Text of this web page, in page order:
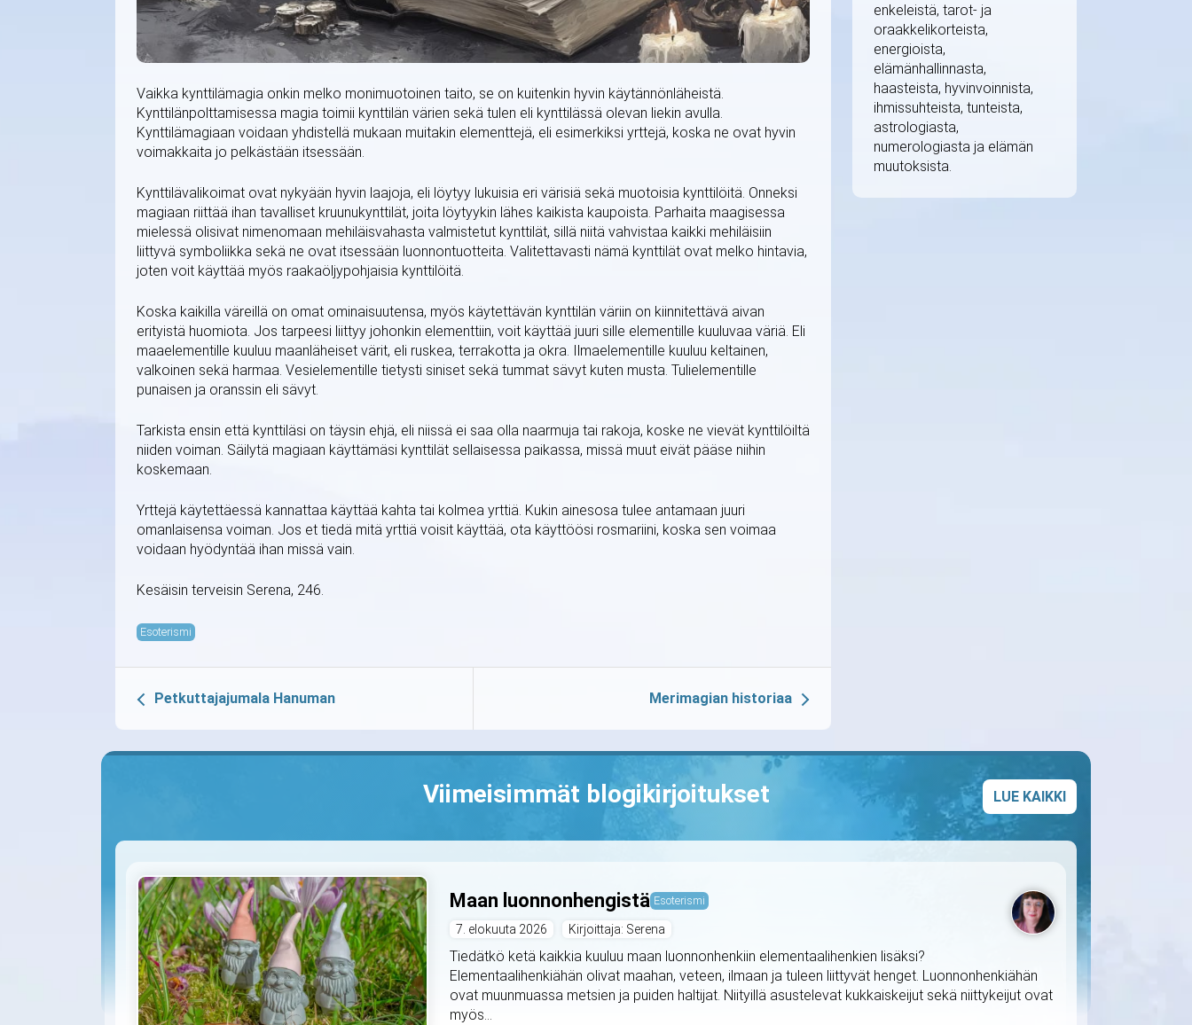
Vaikka kynttilämagia onkin melko monimuotoinen taito, se on kuitenkin hyvin käytännönläheistä.
Kynttilänpolttamisessa magia toimii kynttilän värien sekä tulen eli kynttilässä olevan liekin avulla.
Kynttilämagiaan voidaan yhdistellä mukaan muitakin elementtejä, eli esimerkiksi yrttejä, koska ne ovat hyvin
voimakkaita jo pelkästään itsessään.
Kynttilävalikoimat ovat nykyään hyvin laajoja, eli löytyy lukuisia eri värisiä sekä muotoisia kynttilöitä. Onneksi
magiaan riittää ihan tavalliset kruunukynttilät, joita löytyykin lähes kaikista kaupoista. Parhaita maagisessa
mielessä olisivat nimenomaan mehiläisvahasta valmistetut kynttilät, sillä niitä vahvistaa kaikki mehiläisiin
liittyvä symboliikka sekä ne ovat itsessään luonnontuotteita. Valitettavasti nämä kynttilät ovat melko hintavia,
joten voit käyttää myös raakaöljypohjaisia kynttilöitä.
Koska kaikilla väreillä on omat ominaisuutensa, myös käytettävän kynttilän väriin on kiinnitettävä aivan
erityistä huomiota. Jos tarpeesi liittyy johonkin elementtiin, voit käyttää juuri sille elementille kuuluvaa väriä. Eli
maaelementille kuuluu maanläheiset värit, eli ruskea, terrakotta ja okra. Ilmaelementille kuuluu keltainen,
valkoinen sekä harmaa. Vesielementille tietysti siniset sekä tummat sävyt kuten musta. Tulielementille
punaisen ja oranssin eli sävyt.
Tarkista ensin että kynttiläsi on täysin ehjä, eli niissä ei saa olla naarmuja tai rakoja, koske ne vievät kynttilöiltä
niiden voiman. Säilytä magiaan käyttämäsi kynttilät sellaisessa paikassa, missä muut eivät pääse niihin
koskemaan.
Yrttejä käytettäessä kannattaa käyttää kahta tai kolmea yrttiä. Kukin ainesosa tulee antamaan juuri
omanlaisensa voiman. Jos et tiedä mitä yrttiä voisit käyttää, ota käyttöösi rosmariini, koska sen voimaa
voidaan hyödyntää ihan missä vain.
Kesäisin terveisin Serena, 246.
Esoterismi
Petkuttajajumala Hanuman Merimagian historiaa
enkeleistä, tarot- ja
oraakkelikorteista,
energioista,
elämänhallinnasta,
haasteista, hyvinvoinnista,
ihmissuhteista, tunteista,
astrologiasta,
numerologiasta ja elämän
muutoksista.
Viimeisimmät blogikirjoitukset LUE KAIKKI
Maan luonnonhengistä Esoterismi
7. elokuuta 2026 Kirjoittaja: Serena
Tiedätkö ketä kaikkia kuuluu maan luonnonhenkiin elementaalihenkien lisäksi?
Elementaalihenkiähän olivat maahan, veteen, ilmaan ja tuleen liittyvät henget. Luonnonhenkiähän
ovat muunmuassa metsien ja puiden haltijat. Niityillä asustelevat kukkaiskeijut sekä niittykeijut ovat
myös...